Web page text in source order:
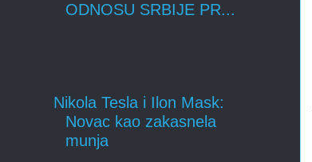
ODNOSU SRBIJE PR...
Nikola Tesla i Ilon Mask:
Novac kao zakasnela
munja